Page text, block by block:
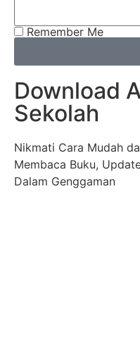
Remember Me
Download
Sekolah
Nikmati Cara Mudah
Membaca Buku,
Dalam Genggaman